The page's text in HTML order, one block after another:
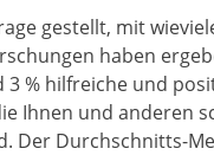
gestellt, mit
haben
3 % hilfreiche und
Ihnen und anderen
Der Durchschnitts-